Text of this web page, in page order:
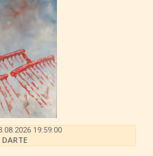
19:59:00